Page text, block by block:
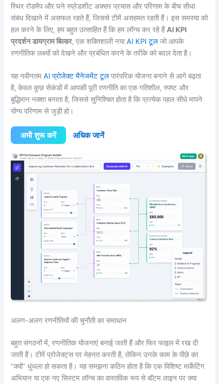
स्थिर रोडमैप और घने स्प्रेडशीट अक्सर प्रयास और परिणाम के बीच सीधा
संबंध दिखाने में असफल रहते हैं, जिससे टीमें असहमत रहती हैं। इस समस्या को
हल करने के लिए, हम बहुत उत्साहित हैं कि हम लॉन्च कर रहे हैंAI KPI
प्रदर्शन डायग्राम बिल्डर, एक शक्तिशाली नयाAI KPI टूल जो आपके
रणनीतिक लक्ष्यों को देखने और प्रबंधित करने के तरीके को बदल देता है।
यह नवीनतमAI प्रोजेक्ट मैनेजमेंट टूल पारंपरिक योजना बनाने से आगे बढ़ता
है, केवल कुछ सेकंडों में आपकी पूरी रणनीति का एक गतिशील, स्पष्ट और
बुद्धिमान नक्शा बनाता है, जिससे सुनिश्चित होता है कि प्रत्येक पहल सीधे मापने
योग्य परिणाम से जुड़ी हो।
अभी शुरू करें अधिक जानें
अलग-अलग रणनीतियों की चुनौती का समाधान
बहुत संगठनों में, रणनीतिक योजनाएं बनाई जाती हैं और फिर फाइल में रख दी
जाती हैं। टीमें प्रोजेक्ट्स पर मेहनत करती हैं, लेकिन उनके काम के पीछे का
“क्यों” धुंधला हो सकता है। यह समझना कठिन होता है कि एक विशिष्ट मार्केटिंग
अभियान या एक नए सिस्टम लॉन्च का वास्तविक रूप से बॉटम लाइन पर क्या